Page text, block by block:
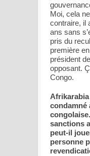
Moi, cela
contraire, il
ans sans
pris du
première
président
opposant.
Congo.
condamné
sanctions
peut-il
personne